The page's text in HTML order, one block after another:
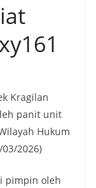
Kragilan
panit unit
Hukum
03/2026)
pimpin oleh